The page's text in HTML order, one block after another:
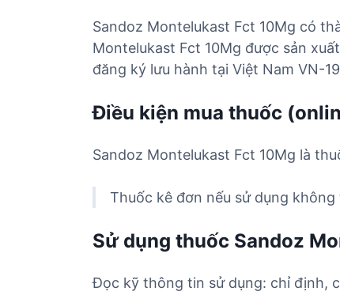
Sandoz Montelukast Fct 10Mg có
Montelukast Fct 10Mg được sản
đăng ký lưu hành tại Việt Nam VN-
Điều kiện mua thuốc
Sandoz Montelukast Fct 10Mg là
Thuốc kê đơn nếu sử dụng
Sử dụng thuốc Sandoz
Đọc kỹ thông tin sử dụng: chỉ định,